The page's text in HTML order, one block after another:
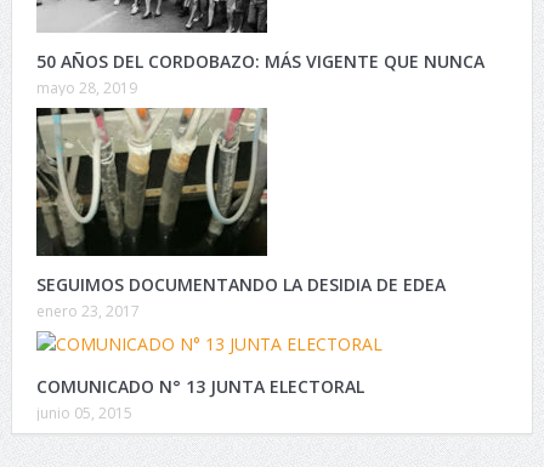
50 AÑOS DEL CORDOBAZO: MÁS VIGENTE QUE NUNCA
mayo 28, 2019
SEGUIMOS DOCUMENTANDO LA DESIDIA DE EDEA
enero 23, 2017
COMUNICADO N° 13 JUNTA ELECTORAL
junio 05, 2015